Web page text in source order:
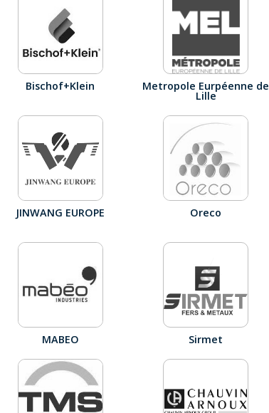
Bischof+Klein Metropole Eurpéenne de
Lille
JINWANG EUROPE Oreco
MABEO Sirmet